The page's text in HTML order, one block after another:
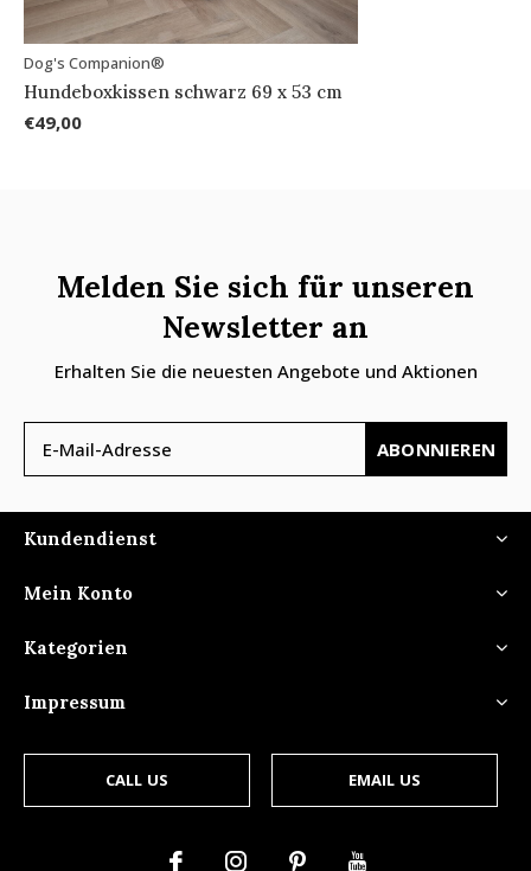
Dog's Companion®
Hundeboxkissen schwarz 69 x 53 cm
€49,00
Melden Sie sich für unseren
Newsletter an
Erhalten Sie die neuesten Angebote und Aktionen
ABONNIEREN
Kundendienst
Mein Konto
Kategorien
Impressum
CALL US EMAIL US